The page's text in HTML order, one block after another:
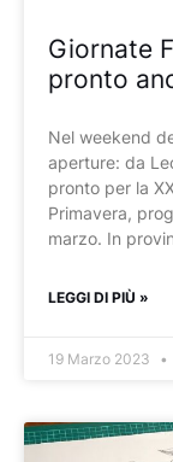
Giornate
pronto
Nel weekend
aperture: da
pronto per la
Primavera,
marzo. In
LEGGI DI PIÙ »
19 Marzo 2023